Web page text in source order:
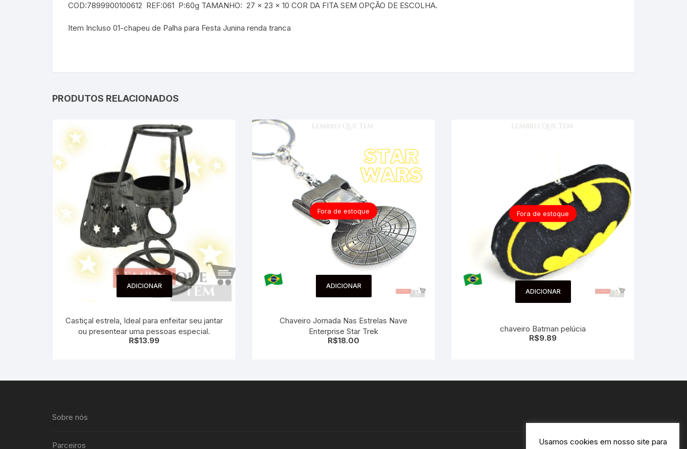
COD:7899900100612 REF:061 P:60g TAMANHO: 27 x 23 x 10 COR DA FITA SEM OPÇÃO DE ESCOLHA.
Item Incluso 01-chapeu de Palha para Festa Junina renda tranca
PRODUTOS RELACIONADOS
ADICIONAR
Castiçal estrela, Ideal para enfeitar seu jantar
ou presentear uma pessoas especial.
R$13.99
Fora de estoque
ADICIONAR
Chaveiro Jornada Nas Estrelas Nave
Enterprise Star Trek
R$18.00
Fora de estoque
ADICIONAR
chaveiro Batman pelúcia
R$9.89
Sobre nós
Parceiros Usamos cookies em nosso site para